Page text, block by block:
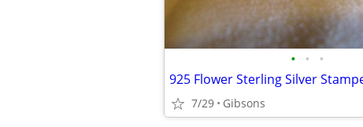
• • •
7/29 Gibsons